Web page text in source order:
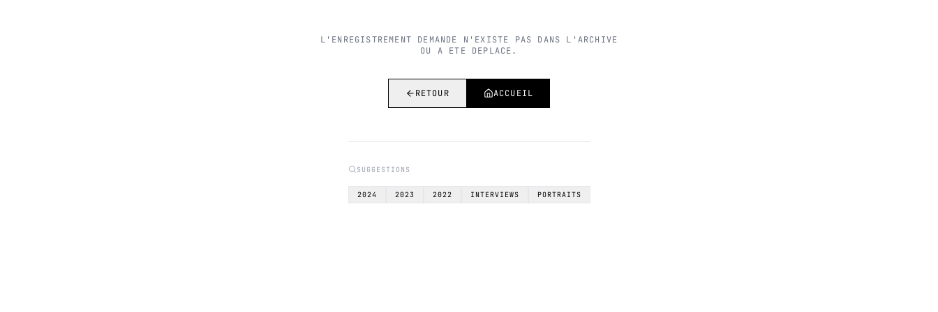
L'ENREGISTREMENT DEMANDE N'EXISTE PAS DANS L'ARCHIVE
OU A ETE DEPLACE.
RETOUR ACCUEIL
SUGGESTIONS
2024 2023 2022 INTERVIEWS PORTRAITS